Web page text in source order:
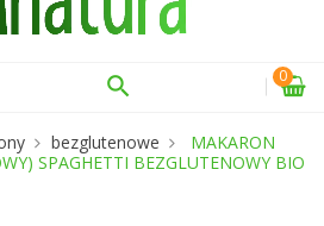
0
bezglutenowe
MAKARON
SPAGHETTI BEZGLUTENOWY BIO